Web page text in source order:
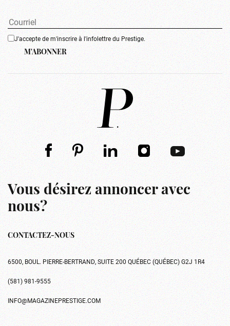
J'accepte de m'inscrire à l'infolettre du Prestige.
M'ABONNER
Vous désirez annoncer avec
nous?
CONTACTEZ-NOUS
6500, BOUL. PIERRE-BERTRAND, SUITE 200 QUÉBEC (QUÉBEC) G2J 1R4
(581) 981-9555
INFO@MAGAZINEPRESTIGE.COM